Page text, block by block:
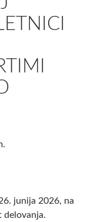
junija 2026, na
delovanja.